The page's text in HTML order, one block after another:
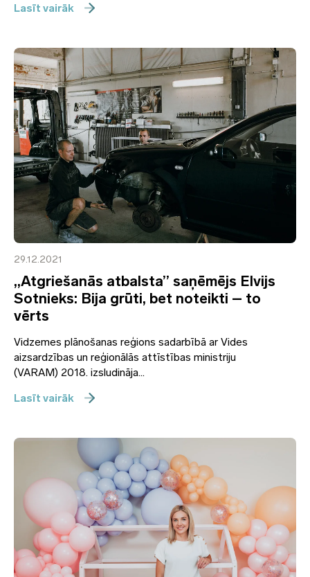
Lasīt vairāk
29.12.2021
„Atgriešanās atbalsta” saņēmējs Elvijs
Sotnieks: Bija grūti, bet noteikti – to
vērts
Vidzemes plānošanas reģions sadarbībā ar Vides
aizsardzības un reģionālās attīstības ministriju
(VARAM) 2018. izsludināja...
Lasīt vairāk